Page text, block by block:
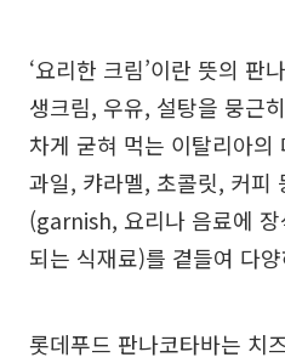
‘요리한 크림’이란 뜻의
생크림, 우유, 설탕을 뭉근
차게 굳혀 먹는 이탈리아
과일, 캬라멜, 초콜릿, 커피
(garnish, 요리나 음료에
되는 식재료)를 곁들여 다
롯데푸드 판나코타바는 치